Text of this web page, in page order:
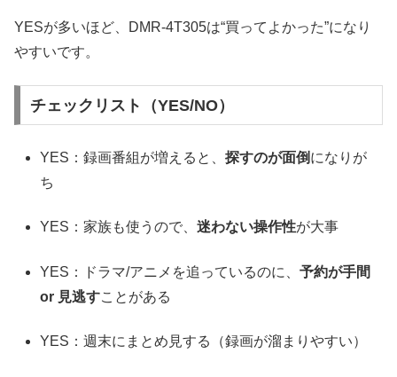
YESが多いほど、DMR-4T305は“買ってよかった”になり
やすいです。
チェックリスト（YES/NO）
YES：録画番組が増えると、探すのが面倒になりが
ち
YES：家族も使うので、迷わない操作性が大事
YES：ドラマ/アニメを追っているのに、予約が手間
or 見逃すことがある
YES：週末にまとめ見する（録画が溜まりやすい）